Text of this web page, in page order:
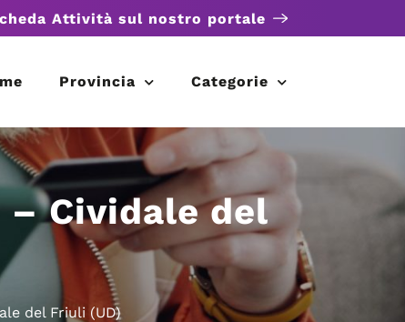
Attività sul nostro portale
Provincia Categorie
– Cividale del
del Friuli (UD)